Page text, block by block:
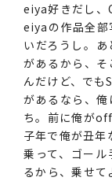
eiya好きだし、
eiyaの作品全部
いだろうし。
があるから、
んだけど、でも
があるなら、
ち。前に俺が
子年で俺が丑年
乗って、ゴー
るから、乗せて